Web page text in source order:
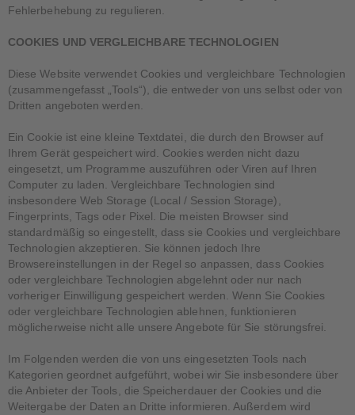
Fehlerbehebung zu regulieren.
COOKIES UND VERGLEICHBARE TECHNOLOGIEN
Diese Website verwendet Cookies und vergleichbare Technologien
(zusammengefasst „Tools“), die entweder von uns selbst oder von
Dritten angeboten werden.
Ein Cookie ist eine kleine Textdatei, die durch den Browser auf
Ihrem Gerät gespeichert wird. Cookies werden nicht dazu
eingesetzt, um Programme auszuführen oder Viren auf Ihren
Computer zu laden. Vergleichbare Technologien sind
insbesondere Web Storage (Local / Session Storage),
Fingerprints, Tags oder Pixel. Die meisten Browser sind
standardmäßig so eingestellt, dass sie Cookies und vergleichbare
Technologien akzeptieren. Sie können jedoch Ihre
Browsereinstellungen in der Regel so anpassen, dass Cookies
oder vergleichbare Technologien abgelehnt oder nur nach
vorheriger Einwilligung gespeichert werden. Wenn Sie Cookies
oder vergleichbare Technologien ablehnen, funktionieren
möglicherweise nicht alle unsere Angebote für Sie störungsfrei.
Im Folgenden werden die von uns eingesetzten Tools nach
Kategorien geordnet aufgeführt, wobei wir Sie insbesondere über
die Anbieter der Tools, die Speicherdauer der Cookies und die
Weitergabe der Daten an Dritte informieren. Außerdem wird